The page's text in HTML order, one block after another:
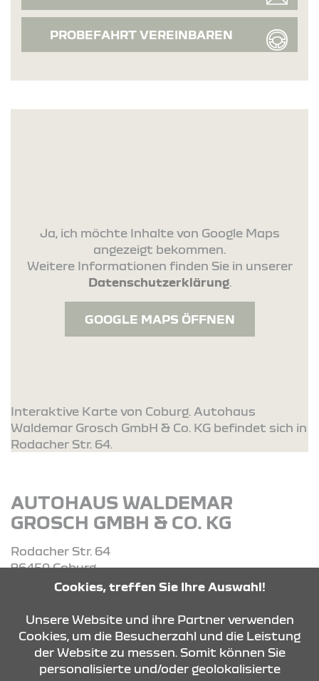
PROBEFAHRT VEREINBAREN
Ja, ich möchte Inhalte von Google Maps
angezeigt bekommen.
Weitere Informationen finden Sie in unserer
Datenschutzerklärung.
GOOGLE MAPS ÖFFNEN
Interaktive Karte von Coburg. Autohaus
Waldemar Grosch GmbH & Co. KG befindet sich in
Rodacher Str. 64.
AUTOHAUS WALDEMAR
GROSCH GMBH & CO. KG
Rodacher Str. 64
96450 Coburg
ROUTE PLANEN
Cookies, treffen Sie Ihre Auswahl!
Unsere Website und ihre Partner verwenden
Cookies, um die Besucherzahl und die Leistung
der Website zu messen. Somit können Sie
personalisierte und/oder geolokalisierte